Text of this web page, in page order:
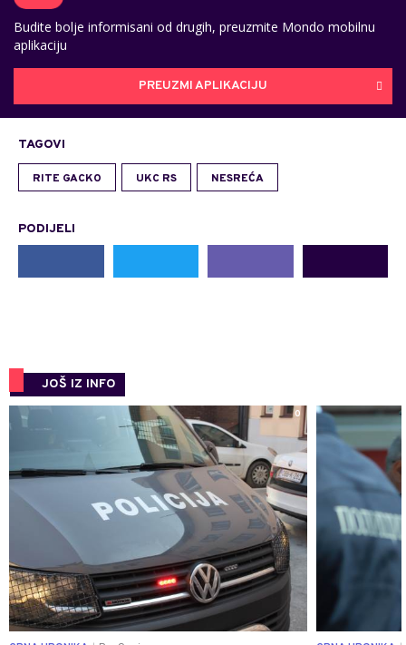
Budite bolje informisani od drugih, preuzmite Mondo mobilnu
aplikaciju
PREUZMI APLIKACIJU
TAGOVI
RITE GACKO UKC RS NESREĆA
PODIJELI
JOŠ IZ INFO
0